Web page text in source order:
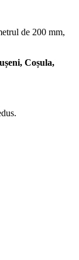
de 200 mm,
Coșula,